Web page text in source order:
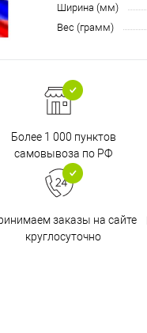
Ширина (мм)
Вес (грамм)
Более 1 000 пунктов
самовывоза по РФ
заказы на сайте
круглосуточно